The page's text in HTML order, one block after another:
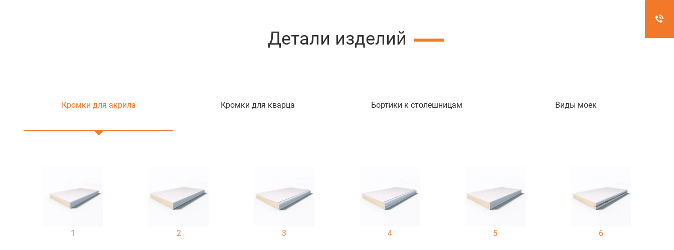
Детали изделий
Кромки для акрила Кромки для кварца Бортики к столешницам Виды моек
1 2 3 4 5 6